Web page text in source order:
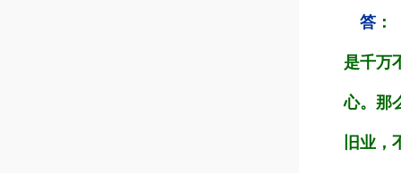
答：
是千万
心。那
旧业